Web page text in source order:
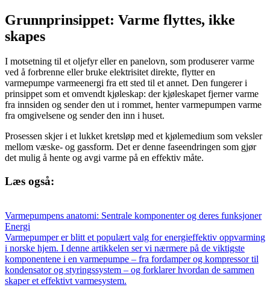
Grunnprinsippet: Varme flyttes, ikke
skapes
I motsetning til et oljefyr eller en panelovn, som produserer varme
ved å forbrenne eller bruke elektrisitet direkte, flytter en
varmepumpe varmeenergi fra ett sted til et annet. Den fungerer i
prinsippet som et omvendt kjøleskap: der kjøleskapet fjerner varme
fra innsiden og sender den ut i rommet, henter varmepumpen varme
fra omgivelsene og sender den inn i huset.
Prosessen skjer i et lukket kretsløp med et kjølemedium som veksler
mellom væske- og gassform. Det er denne faseendringen som gjør
det mulig å hente og avgi varme på en effektiv måte.
Læs også:
Varmepumpens anatomi: Sentrale komponenter og deres funksjoner
Energi
Varmepumper er blitt et populært valg for energieffektiv oppvarming
i norske hjem. I denne artikkelen ser vi nærmere på de viktigste
komponentene i en varmepumpe – fra fordamper og kompressor til
kondensator og styringssystem – og forklarer hvordan de sammen
skaper et effektivt varmesystem.